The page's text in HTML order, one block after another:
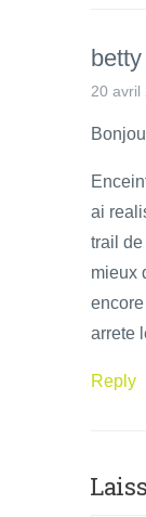
betty
20 avril
ai
trail
mieux
arrete
Reply